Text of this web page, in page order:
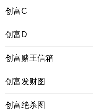
创富C
创富D
创富赌王信箱
创富发财图
创富绝杀图